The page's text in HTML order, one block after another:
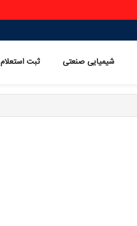
شیمیایی صنعتی ثبت استعلام